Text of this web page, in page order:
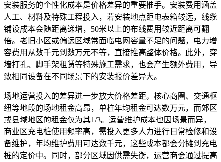
安装服务的个性化成本是价格差异的重要推手。安装费用涵盖
人工、材料及特殊工程投入，若安装地点距电表箱较远，线缆
铺设成本会随距离递增，50米以上的布线费用较近距离可翻
倍。老旧小区或偏远区域常面临电网容量不足的问题，电力增
容费用从数千元到数万元不等，直接推高整体价格。此外，穿
墙打孔、脚手架租赁等特殊施工需求，也会产生额外费用，导
致相同设备在不同场景下的安装报价差异大。
场地运营投入的差异进一步放大价格差距。核心商圈、交通枢
纽等地段的场地租金高昂，单桩年均租金可达数万元，而郊区
或县域地区的租金仅为其1/3。运营维护成本也因场景而异，
商业区充电桩使用频率高，需投入更多人力进行日常检修和设
备维护，年均维护费用可达数千元，这些成本都会分摊到充电
桩的定价中。同时，部分区域因供需失衡，运营商会通过提高